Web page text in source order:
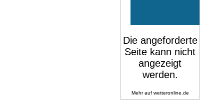
Mehr auf wetteronline.de